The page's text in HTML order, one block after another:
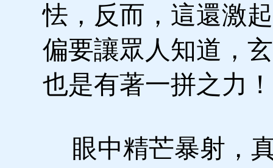
怯，反而，這還激
偏要讓眾人知道，
也是有著一拼之力！
眼中精芒暴射，